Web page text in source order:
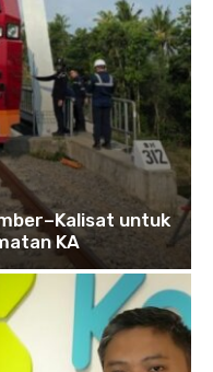
untuk
KA